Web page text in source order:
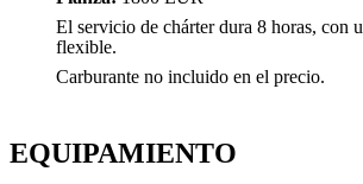
El servicio de chárter dura 8 horas, con
flexible.
Carburante no incluido en el precio.
EQUIPAMIENTO